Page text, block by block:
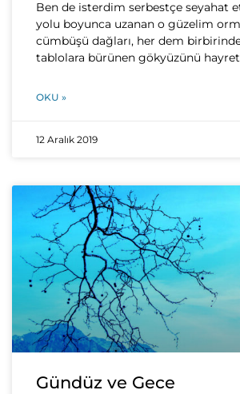
Ben de isterdim serbestçe seyahat
yolu boyunca uzanan o güzelim
cümbüşü dağları, her dem
tablolara bürünen gökyüzünü
OKU »
12 Aralık 2019
Gündüz ve Gece